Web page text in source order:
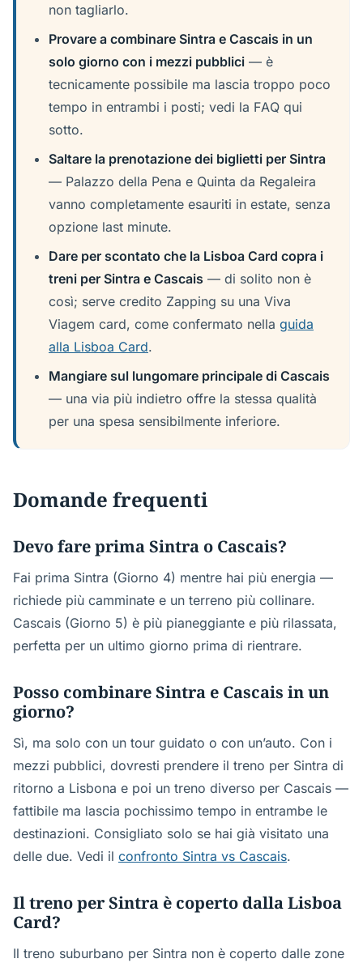
non tagliarlo.
Provare a combinare Sintra e Cascais in un
solo giorno con i mezzi pubblici — è
tecnicamente possibile ma lascia troppo poco
tempo in entrambi i posti; vedi la FAQ qui
sotto.
Saltare la prenotazione dei biglietti per Sintra
— Palazzo della Pena e Quinta da Regaleira
vanno completamente esauriti in estate, senza
opzione last minute.
Dare per scontato che la Lisboa Card copra i
treni per Sintra e Cascais — di solito non è
così; serve credito Zapping su una Viva
Viagem card, come confermato nella guida
alla Lisboa Card.
Mangiare sul lungomare principale di Cascais
— una via più indietro offre la stessa qualità
per una spesa sensibilmente inferiore.
Domande frequenti
Devo fare prima Sintra o Cascais?
Fai prima Sintra (Giorno 4) mentre hai più energia —
richiede più camminate e un terreno più collinare.
Cascais (Giorno 5) è più pianeggiante e più rilassata,
perfetta per un ultimo giorno prima di rientrare.
Posso combinare Sintra e Cascais in un
giorno?
Sì, ma solo con un tour guidato o con un’auto. Con i
mezzi pubblici, dovresti prendere il treno per Sintra di
ritorno a Lisbona e poi un treno diverso per Cascais —
fattibile ma lascia pochissimo tempo in entrambe le
destinazioni. Consigliato solo se hai già visitato una
delle due. Vedi il confronto Sintra vs Cascais.
Il treno per Sintra è coperto dalla Lisboa
Card?
Il treno suburbano per Sintra non è coperto dalle zone